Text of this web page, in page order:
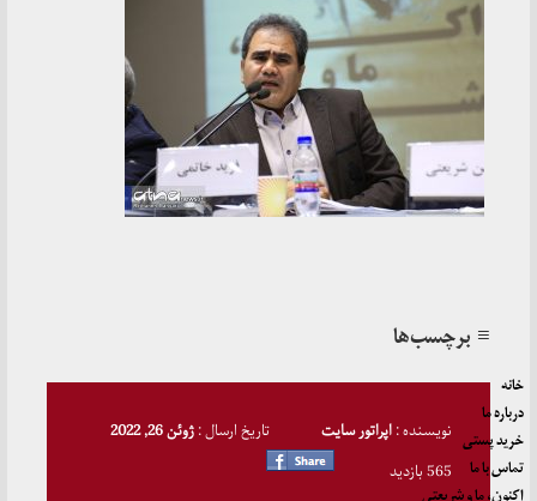
≡ برچسب‌ها
نویسنده :اپراتور سایت تاریخ ارسال :ژوئن 26, 2022
565 بازدید
خانه
درباره ما
خرید پستی
تماس با ما